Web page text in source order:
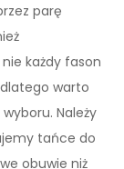
parę
każdy fason
warto
Należy
tańce do
obuwie niż